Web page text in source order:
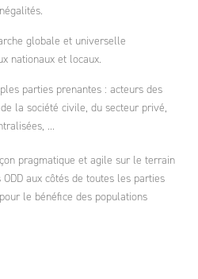
globale et universelle
nationaux et locaux.
parties prenantes : acteurs des
la société civile, du secteur privé,
...
pragmatique et agile sur le terrain
aux côtés de toutes les parties
le bénéfice des populations